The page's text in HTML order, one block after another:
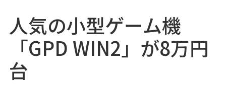
人気の小型ゲーム機
「GPD WIN2」が8万円
台